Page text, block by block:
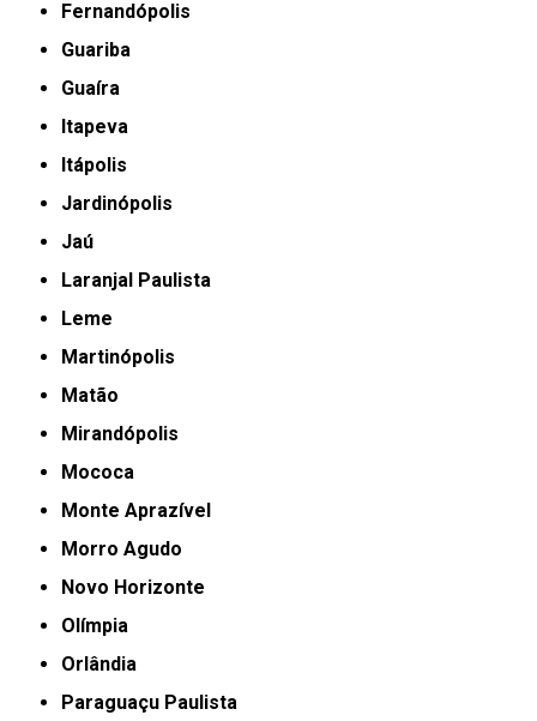
Fernandópolis
Guariba
Guaíra
Itapeva
Itápolis
Jardinópolis
Jaú
Laranjal Paulista
Leme
Martinópolis
Matão
Mirandópolis
Mococa
Monte Aprazível
Morro Agudo
Novo Horizonte
Olímpia
Orlândia
Paraguaçu Paulista